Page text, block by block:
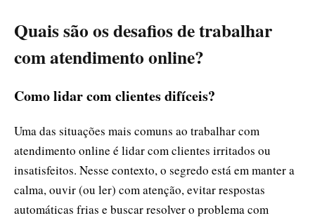
Quais são os desafios de trabalhar
com atendimento online?
Como lidar com clientes difíceis?
Uma das situações mais comuns ao trabalhar com
atendimento online é lidar com clientes irritados ou
insatisfeitos. Nesse contexto, o segredo está em manter a
calma, ouvir (ou ler) com atenção, evitar respostas
automáticas frias e buscar resolver o problema com